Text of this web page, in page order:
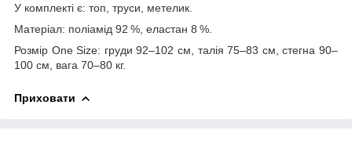
У комплекті є: топ, труси, метелик.
Матеріал: поліамід 92 %, еластан 8 %.
Розмір One Size: груди 92–102 см, талія 75–83 см, стегна 90–
100 см, вага 70–80 кг.
Приховати